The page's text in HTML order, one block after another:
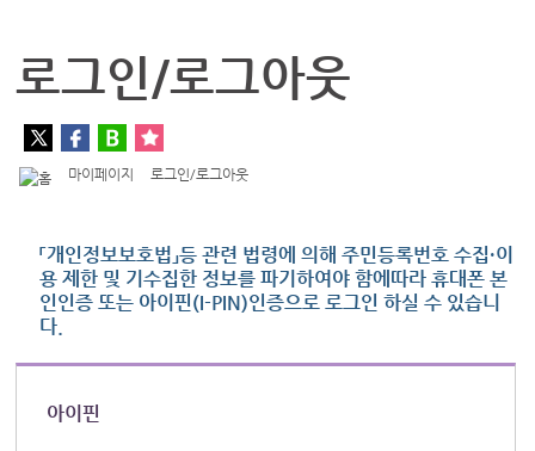
로그인/로그아웃
마이페이지 로그인/로그아웃
「개인정보보호법」등 관련 법령에 의해 주민등록번호 수집·이
용 제한 및 기수집한 정보를 파기하여야 함에따라 휴대폰 본
인인증 또는 아이핀(I-PIN)인증으로 로그인 하실 수 있습니
다.
아이핀